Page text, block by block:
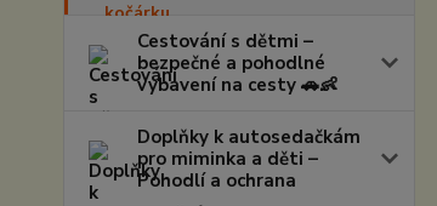
Cestování s dětmi –
bezpečné a pohodlné
vybavení na cesty 🚗👶
Doplňky k autosedačkám
pro miminka a děti –
Pohodlí a ochrana